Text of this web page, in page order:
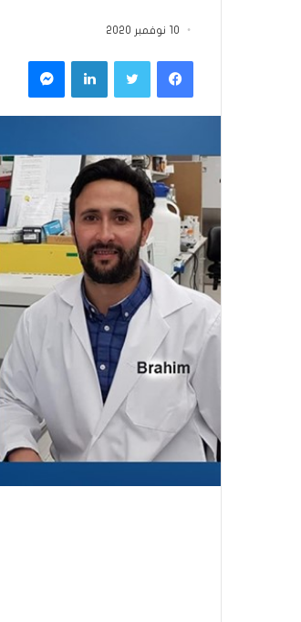
10 نوفمبر 2020
فيسبوكتويتر لينكدإن ماسنجر